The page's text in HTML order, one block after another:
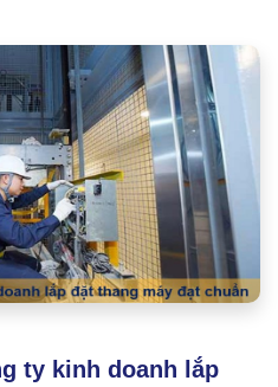
ty kinh doanh lắp